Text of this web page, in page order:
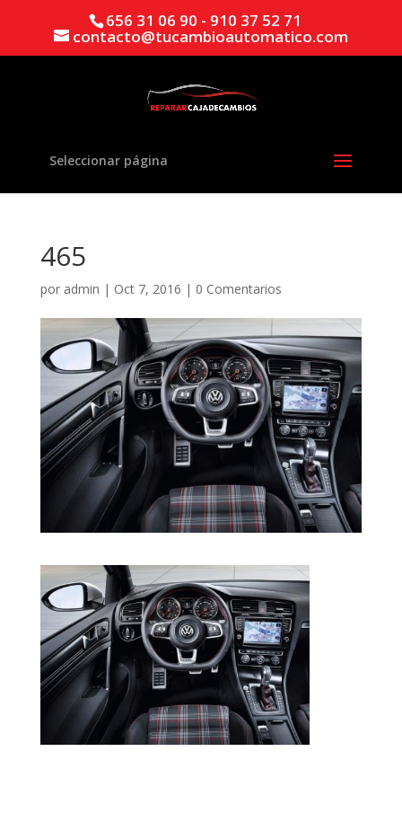
656 31 06 90 - 910 37 52 71
contacto@tucambioautomatico.com
Seleccionar página
465
por admin | Oct 7, 2016 | 0 Comentarios